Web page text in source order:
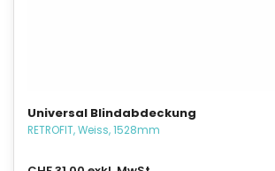
Universal Blindabdeckung
RETROFIT, Weiss, 1528mm